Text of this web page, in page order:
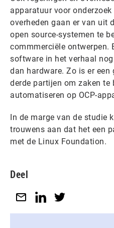
apparatuur voor
overheden gaan er van uit
open source-systemen te
commmerciële ontwerpen.
software in het verhaal
dan hardware. Zo is er
derde partijen om zaken te
automatiseren op OCP-
In de marge van de studie
trouwens aan dat het een
met de Linux Foundation.
Deel